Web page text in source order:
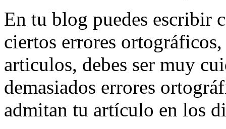
En tu blog puedes escribir
ciertos errores
articulos, debes ser muy
demasiados errores
admitan tu artículo en los